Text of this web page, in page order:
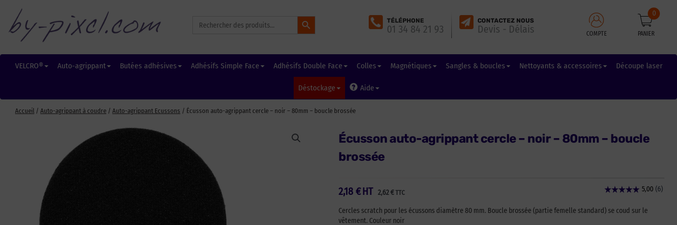
for:
Search Button
TÉLÉPHONE
01 34 84 21 93
CONTACTEZ NOUS
Devis - Délais COMPTE PANIER
0
VELCRO® Auto-agrippant Butées adhésives Adhésifs Simple Face Adhésifs Double Face Colles Magnétiques Sangles & boucles Nettoyants & accessoires Découpe laser
Déstockage Aide
Accueil / Auto-agrippant à coudre / Auto-agrippant Ecussons / Écusson auto-agrippant cercle – noir – 80mm – boucle brossée
Écusson auto-agrippant cercle – noir – 80mm – boucle
brossée
2,18 € 2,62€ TTC
HT
Cercles scratch pour les écussons diamètre 80 mm. Boucle brossée (partie femelle standard) se coud sur le
vêtement. Couleur noir